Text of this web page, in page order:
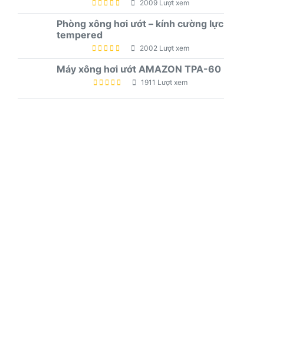
2009 Lượt xem
Phòng xông hơi ướt – kính cường lực
tempered
2002 Lượt xem
Máy xông hơi ướt AMAZON TPA-60
1911 Lượt xem